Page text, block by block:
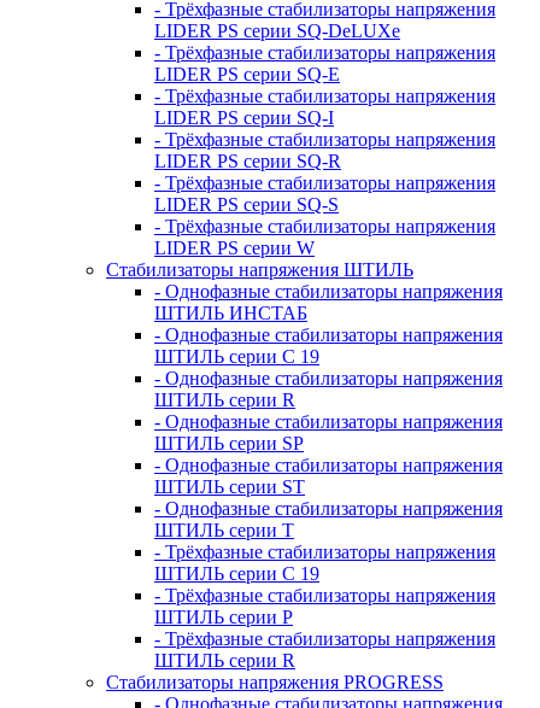
- Трёхфазные стабилизаторы напряжения
LIDER PS серии SQ-DeLUXe
- Трёхфазные стабилизаторы напряжения
LIDER PS серии SQ-E
- Трёхфазные стабилизаторы напряжения
LIDER PS серии SQ-I
- Трёхфазные стабилизаторы напряжения
LIDER PS серии SQ-R
- Трёхфазные стабилизаторы напряжения
LIDER PS серии SQ-S
- Трёхфазные стабилизаторы напряжения
LIDER PS серии W
Стабилизаторы напряжения ШТИЛЬ
- Однофазные стабилизаторы напряжения
ШТИЛЬ ИНСТАБ
- Однофазные стабилизаторы напряжения
ШТИЛЬ серии C 19
- Однофазные стабилизаторы напряжения
ШТИЛЬ серии R
- Однофазные стабилизаторы напряжения
ШТИЛЬ серии SP
- Однофазные стабилизаторы напряжения
ШТИЛЬ серии ST
- Однофазные стабилизаторы напряжения
ШТИЛЬ серии T
- Трёхфазные стабилизаторы напряжения
ШТИЛЬ серии C 19
- Трёхфазные стабилизаторы напряжения
ШТИЛЬ серии P
- Трёхфазные стабилизаторы напряжения
ШТИЛЬ серии R
Стабилизаторы напряжения PROGRESS
- Однофазные стабилизаторы напряжения